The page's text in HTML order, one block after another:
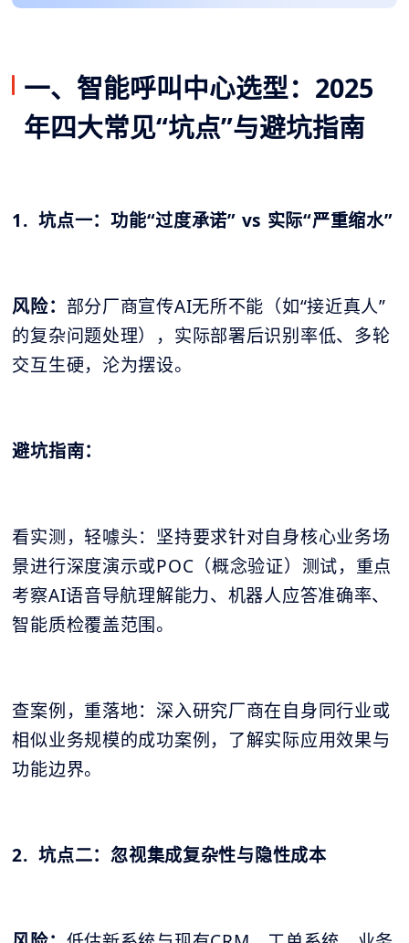
一、智能呼叫中心选型：2025
年四大常见“坑点”与避坑指南
1. 坑点一：功能“过度承诺” vs 实际“严重缩水”
风险： 部分厂商宣传AI无所不能（如“接近真人”
的复杂问题处理），实际部署后识别率低、多轮
交互生硬，沦为摆设。
避坑指南：
看实测，轻噱头：坚持要求针对自身核心业务场
景进行深度演示或POC（概念验证）测试，重点
考察AI语音导航理解能力、机器人应答准确率、
智能质检覆盖范围。
查案例，重落地：深入研究厂商在自身同行业或
相似业务规模的成功案例，了解实际应用效果与
功能边界。
2. 坑点二：忽视集成复杂性与隐性成本